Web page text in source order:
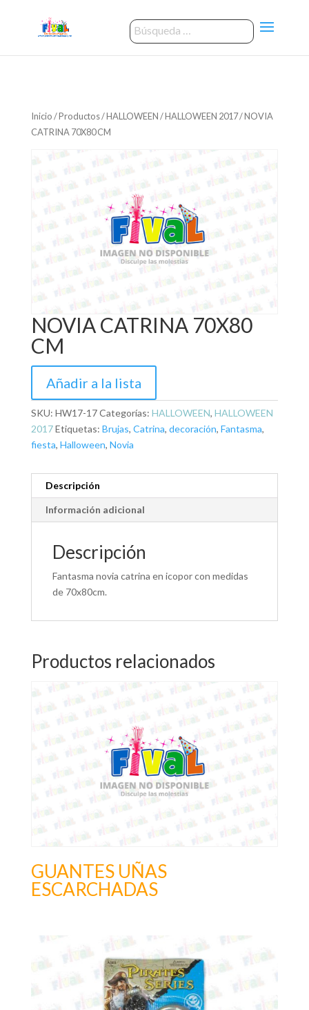
Inicio/Productos/HALLOWEEN/HALLOWEEN 2017/ NOVIA
CATRINA 70X80 CM
NOVIA CATRINA 70X80
CM
Añadir a la lista
SKU: HW17-17Categorías: HALLOWEEN, HALLOWEEN
2017Etiquetas: Brujas, Catrina, decoración, Fantasma,
fiesta, Halloween, Novia
Descripción
Información adicional
Descripción
Fantasma novia catrina en icopor con medidas
de 70x80cm.
Productos relacionados
GUANTES UÑAS
ESCARCHADAS